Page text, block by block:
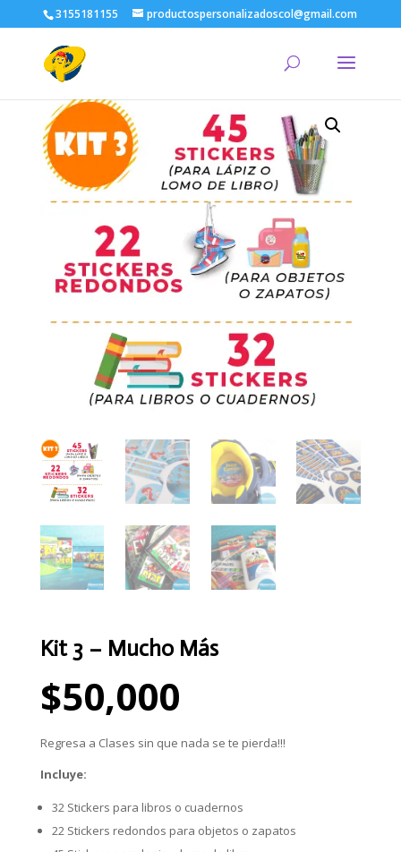
3155181155 productospersonalizadoscol@gmail.com
Kit 3 – Mucho Más
$50,000
Regresa a Clases sin que nada se te pierda!!!
Incluye:
32 Stickers para libros o cuadernos
22 Stickers redondos para objetos o zapatos